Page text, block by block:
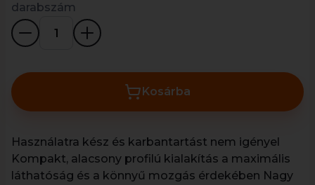
darabszám
Kosárba
Használatra kész és karbantartást nem igényel
Kompakt, alacsony profilú kialakítás a maximális
láthatóság és a könnyű mozgás érdekében Nagy